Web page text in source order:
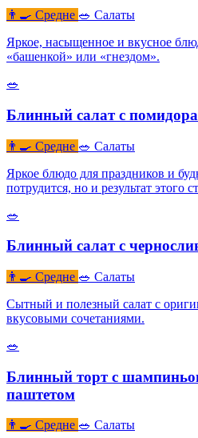
👨‍🍳 Средне 🥗 Салаты
Яркое, насыщенное и вкусное
«башенкой» или «гнездом».
🥗
Блинный салат с
👨‍🍳 Средне 🥗 Салаты
Яркое блюдо для праздников и
потрудится, но и результат этого
🥗
Блинный салат с
👨‍🍳 Средне 🥗 Салаты
Сытный и полезный салат с
вкусовыми сочетаниями.
🥗
Блинный торт с
паштетом
👨‍🍳 Средне 🥗 Салаты